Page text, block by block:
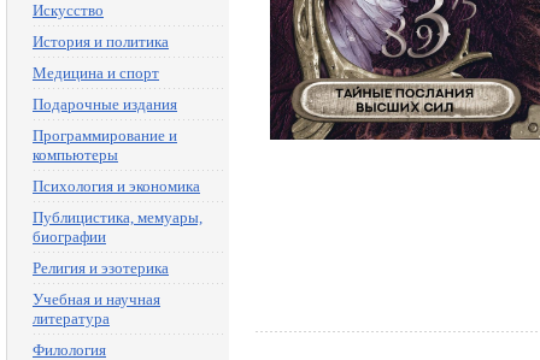
Искусство
История и политика
Медицина и спорт
Подарочные издания
Программирование и
компьютеры
Психология и экономика
Публицистика, мемуары,
биографии
Религия и эзотерика
Учебная и научная
литература
Филология